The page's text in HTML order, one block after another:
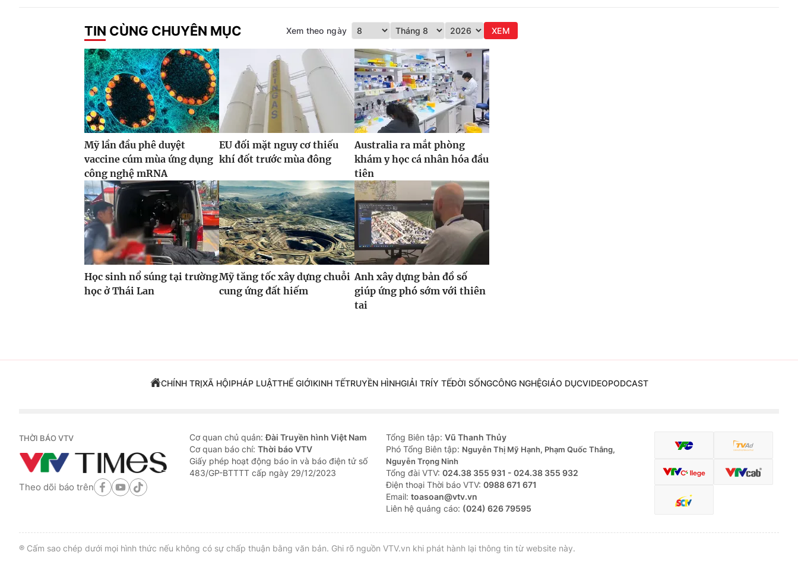
TIN CÙNG CHUYÊN MỤC Xem theo ngày XEM
Mỹ lần đầu phê duyệt
vaccine cúm mùa ứng dụng
công nghệ mRNA
EU đối mặt nguy cơ thiếu
khí đốt trước mùa đông
Australia ra mắt phòng
khám y học cá nhân hóa đầu
tiên
Học sinh nổ súng tại trường
học ở Thái Lan
Mỹ tăng tốc xây dựng chuỗi
cung ứng đất hiếm
Anh xây dựng bản đồ số
giúp ứng phó sớm với thiên
tai
CHÍNH TRỊXÃ HỘIPHÁP LUẬTTHẾ GIỚIKINH TẾTRUYỀN HÌNHGIẢI TRÍY TẾĐỜI SỐNGCÔNG NGHỆGIÁO DỤCVIDEOPODCAST
THỜI BÁO VTV
Theo dõi báo trên
Cơ quan chủ quản:Đài Truyền hình Việt Nam
Cơ quan báo chí: Thời báo VTV
Giấy phép hoạt động báo in và báo điện tử số
483/GP-BTTTT cấp ngày 29/12/2023
Tổng Biên tập: Vũ Thanh Thủy
Phó Tổng Biên tập: Nguyễn Thị Mỹ Hạnh, Phạm Quốc Thắng,
Nguyễn Trọng Ninh
Tổng đài VTV: 024.38 355 931 - 024.38 355 932
Ðiện thoại Thời báo VTV: 0988 671 671
Email: toasoan@vtv.vn
Liên hệ quảng cáo: (024) 626 79595
® Cấm sao chép dưới mọi hình thức nếu không có sự chấp thuận bằng văn bản. Ghi rõ nguồn VTV.vn khi phát hành lại thông tin từ website này.